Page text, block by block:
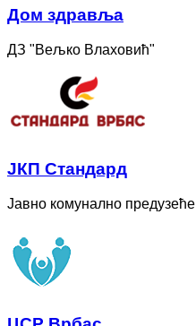
Дом здравља
ДЗ "Вељко Влаховић"
ЈКП Стандард
Јавно комунално предузеће